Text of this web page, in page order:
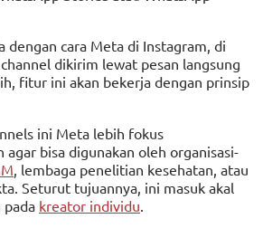
dengan cara Meta di Instagram, di
dikirim lewat pesan langsung
fitur ini akan bekerja dengan prinsip
ini Meta lebih fokus
agar bisa digunakan oleh organisasi-
, lembaga penelitian kesehatan, atau
Seturut tujuannya, ini masuk akal
kreator individu.